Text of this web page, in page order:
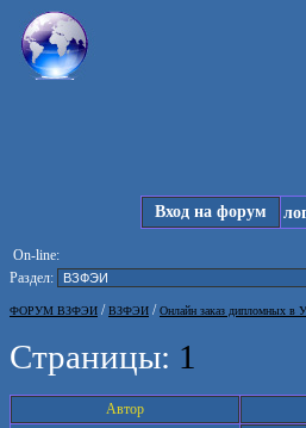
Вход на форум
On-line:
Раздел:
ФОРУМ ВЗФЭИ /ВЗФЭИ /Онлайн заказ дипломных в
Страницы: 1
Автор